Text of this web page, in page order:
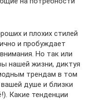
и плохих стилей
и пробуждает
Но так или
нашей жизни, диктуя
трендам в том
душе и близки
Какие тенденции